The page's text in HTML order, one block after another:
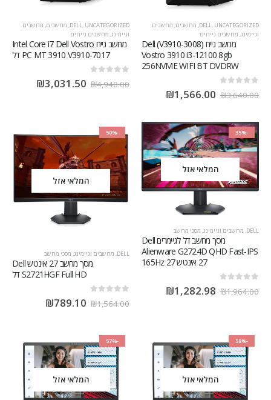
DELL, UNCATEGORIZED
, מחשבים, מחשבים
וגיימינג, מחשבים נייחים
מחשב נייח (V3910-3008) Dell
Vostro 3910 i3-12100 8gb
256NVME WIFI BT DVDRW
₪3,640.00
₪1,566.00
DELL, UNCATEGORIZED
, מחשבים, מחשבים
וגיימינג, מחשבים נייחים
מחשב נייח Intel Core i7 Dell Vostro
PC MT 3910 V3910-7017 דל
₪4,940.00
₪3,031.50
-35%
המלאי אזל
DELL
, מחשבים וגיימינג, מסכי מחשב
מסך מחשב דל לגיימרים Dell
Alienware G2724D QHD Fast-IPS
27 ‏אינטש 27 165Hz
₪1,964.00
₪1,282.98
-50%
המלאי אזל
DELL
, מחשבים וגיימינג, מסכי מחשב
מסך מחשב ‏27 ‏אינטש Dell
S2721HGF Full HD דל
₪1,564.00
₪789.10
-58%
המלאי אזל
-57%
המלאי אזל